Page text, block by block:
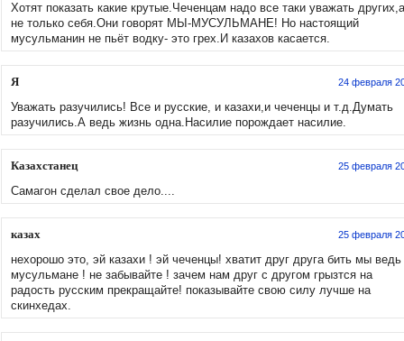
Хотят показать какие крутые.Чеченцам надо все таки уважать других,а
не только себя.Они говорят МЫ-МУСУЛЬМАНЕ! Но настоящий
мусульманин не пьёт водку- это грех.И казахов касается.
Я 24 февраля
Уважать разучились! Все и русские, и казахи,и чеченцы и т.д.Думать
разучились.А ведь жизнь одна.Насилие порождает насилие.
Казахстанец 25 февраля
Самагон сделал свое дело....
казах 25 февраля
нехорошо это, эй казахи ! эй чеченцы! хватит друг друга бить мы ведь
мусульмане ! не забывайте ! зачем нам друг с другом грызтся на
радость русским прекращайте! показывайте свою силу лучше на
скинхедах.